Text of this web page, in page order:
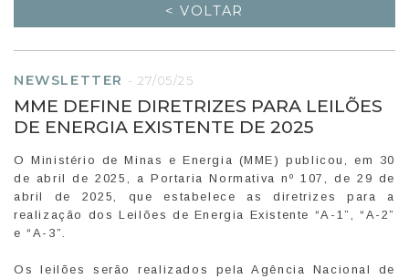
< VOLTAR
NEWSLETTER - 27/05/25
MME DEFINE DIRETRIZES PARA LEILÕES
DE ENERGIA EXISTENTE DE 2025
O Ministério de Minas e Energia (MME) publicou, em 30
de abril de 2025, a Portaria Normativa nº 107, de 29 de
abril de 2025, que estabelece as diretrizes para a
realização dos Leilões de Energia Existente “A-1”, “A-2”
e “A-3”.
Os leilões serão realizados pela Agência Nacional de